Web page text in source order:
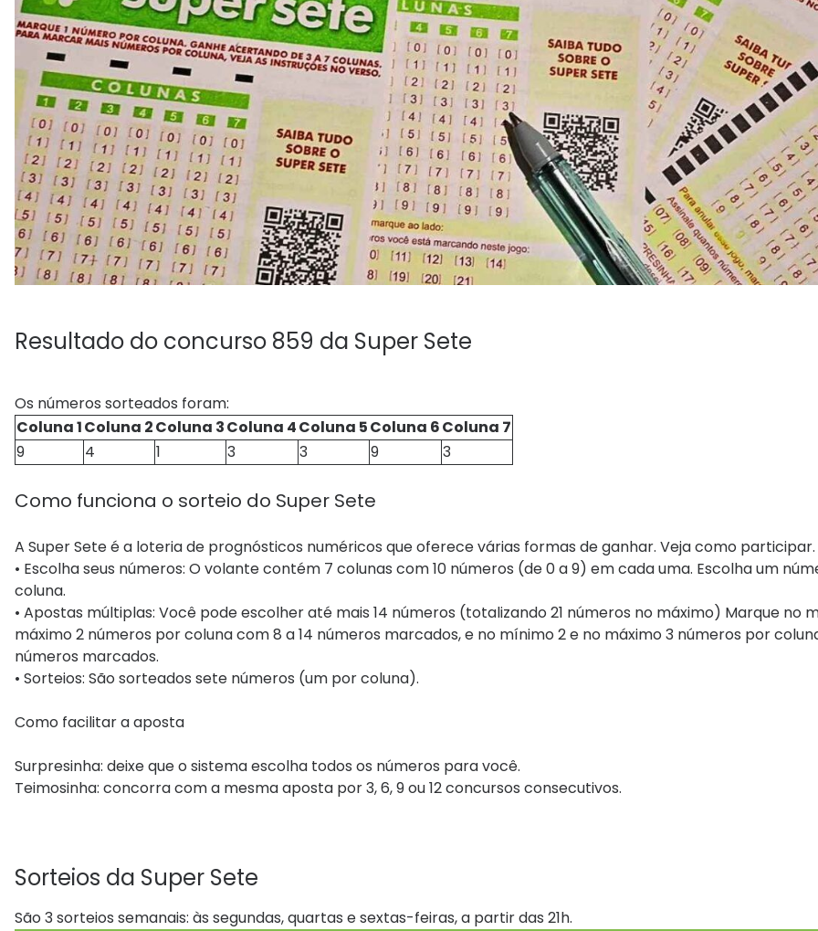
Resultado do concurso 859 da Super Sete
Os números sorteados foram:
Coluna 1Coluna 2Coluna 3Coluna 4Coluna 5Coluna 6Coluna 7
9
4 1 3 3 9 3
Como funciona o sorteio do Super Sete
A Super Sete é a loteria de prognósticos numéricos que oferece várias formas de ganhar. Veja como participar.
• Escolha seus números: O volante contém 7 colunas com 10 números (de 0 a 9) em cada uma. Escolha um
coluna.
• Apostas múltiplas: Você pode escolher até mais 14 números (totalizando 21 números no máximo) Marque no
máximo 2 números por coluna com 8 a 14 números marcados, e no mínimo 2 e no máximo 3 números por
números marcados.
• Sorteios: São sorteados sete números (um por coluna).
Como facilitar a aposta
Surpresinha: deixe que o sistema escolha todos os números para você.
Teimosinha: concorra com a mesma aposta por 3, 6, 9 ou 12 concursos consecutivos.
Sorteios da Super Sete
São 3 sorteios semanais: às segundas, quartas e sextas-feiras, a partir das 21h.